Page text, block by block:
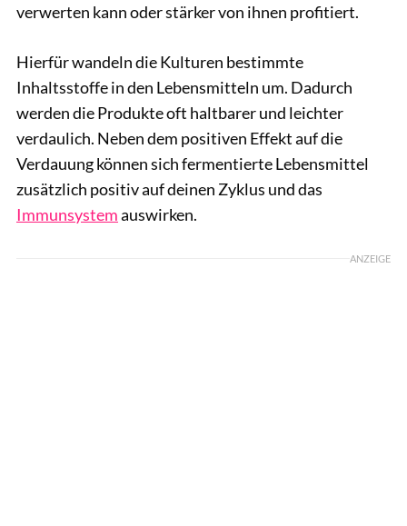
verwerten kann oder stärker von ihnen profitiert.
Hierfür wandeln die Kulturen bestimmte
Inhaltsstoffe in den Lebensmitteln um. Dadurch
werden die Produkte oft haltbarer und leichter
verdaulich. Neben dem positiven Effekt auf die
Verdauung können sich fermentierte Lebensmittel
zusätzlich positiv auf deinen Zyklus und das
Immunsystemauswirken.
ANZEIGE